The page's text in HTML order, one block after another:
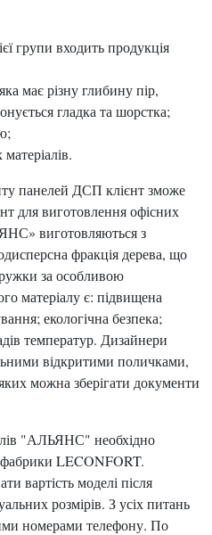
групи входить продукція
має різну глибину пір,
гладка та шорстка;
панелей ДСП клієнт зможе
для виготовлення офісних
виготовляються з
фракція дерева, що
за особливою
матеріалу є: підвищена
екологічна безпека;
температур. Дизайнери
відкритими поличками,
можна зберігати документи
"АЛЬЯНС" необхідно
фабрики LECONFORT.
вартість моделі після
розмірів. З усіх питань
номерами телефону. По